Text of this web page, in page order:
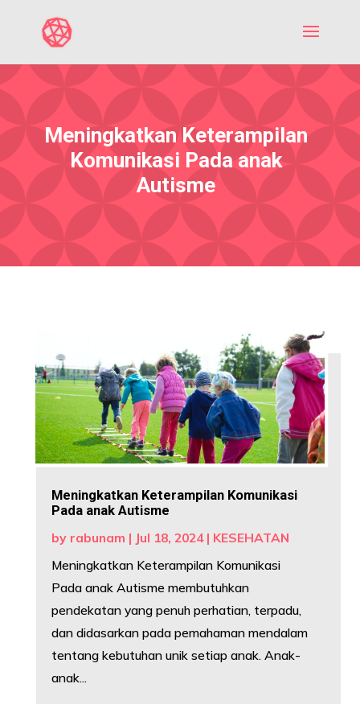
Meningkatkan Keterampilan
Komunikasi Pada anak
Autisme
Meningkatkan Keterampilan Komunikasi
Pada anak Autisme
by rabunam | Jul 18, 2024| KESEHATAN
Meningkatkan Keterampilan Komunikasi
Pada anak Autisme membutuhkan
pendekatan yang penuh perhatian, terpadu,
dan didasarkan pada pemahaman mendalam
tentang kebutuhan unik setiap anak. Anak-
anak...